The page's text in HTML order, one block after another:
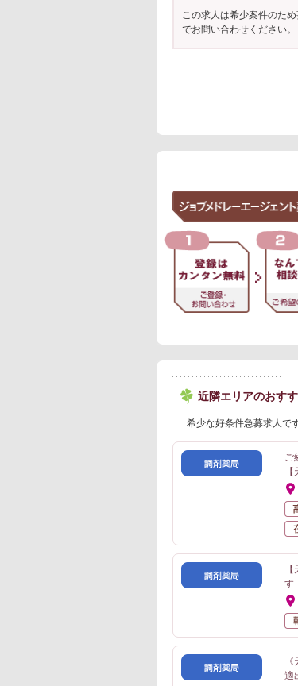
この求人は希少案件のた
でお問い合わせください。
近隣エリアのおす
希少な好条件急募求人で
ご
す
適